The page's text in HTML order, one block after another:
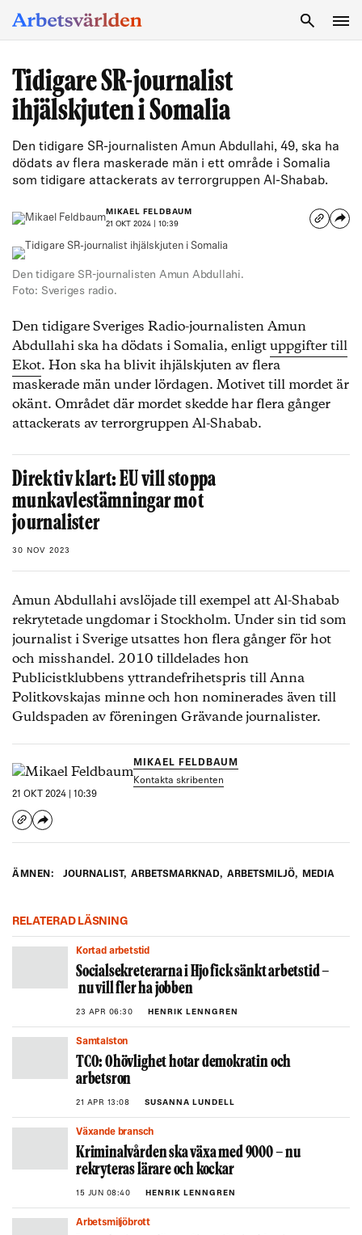
Tidigare SR-journalist
ihjälskjuten i Somalia
Den tidigare SR-journalisten Amun Abdullahi, 49, ska ha
dödats av flera maskerade män i ett område i Somalia
som tidigare attackerats av terrorgruppen Al-Shabab.
MIKAEL FELDBAUM
21 OKT 2024 | 10:39
Den tidigare SR-journalisten Amun Abdullahi.
Foto: Sveriges radio.
Den tidigare Sveriges Radio-journalisten Amun
Abdullahi ska ha dödats i Somalia, enligtuppgifter till
Ekot. Hon ska ha blivit ihjälskjuten av flera
maskerade män under lördagen. Motivet till mordet är
okänt. Området där mordet skedde har flera gånger
attackerats av terrorgruppen Al-Shabab.
Direktiv klart: EU vill stoppa
munkavlestämningar mot
journalister
30 NOV 2023
Amun Abdullahi avslöjade till exempel att Al-Shabab
rekrytetade ungdomar i Stockholm. Under sin tid som
journalist i Sverige utsattes hon flera gånger för hot
och misshandel. 2010 tilldelades hon
Publicistklubbens yttrandefrihetspris till Anna
Politkovskajas minne och hon nominerades även till
Guldspaden av föreningen Grävande journalister.
MIKAEL FELDBAUM
Kontakta skribenten
21 OKT 2024 | 10:39
ÄMNEN: JOURNALIST, ARBETSMARKNAD, ARBETSMILJÖ, MEDIA
RELATERAD LÄSNING
Kortad arbetstid
Socialsekreterarna i Hjo fick sänkt arbetstid –
nu vill fler ha jobben
23 APR 06:30 HENRIK LENNGREN
Samtalston
TCO: Ohövlighet hotar demokratin och
arbetsron
21 APR 13:08 SUSANNA LUNDELL
Växande bransch
Kriminalvården ska växa med 9000 – nu
rekryteras lärare och kockar
15 JUN 08:40 HENRIK LENNGREN
Arbetsmiljöbrott